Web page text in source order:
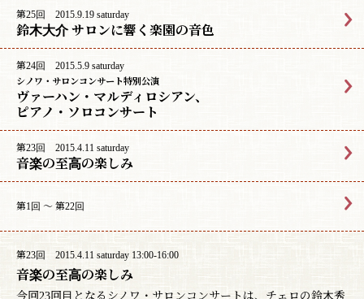
第25回 2015.9.19 saturday
鈴木大介 サロンに響く楽園の音色
第24回 2015.5.9 saturday
シノワ・サロンコンサート特別公演
ヴァーハン・マルディロシアン、
ピアノ・ソロコンサート
第23回 2015.4.11 saturday
音楽の至高の楽しみ
第1回 〜 第22回
第23回 2015.4.11 saturday 13:00-16:00
音楽の至高の楽しみ
今回23回目となるシノワ・サロンコンサートは、チェロの鈴木秀